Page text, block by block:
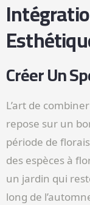
Créer Un
L’art de
repose sur un
période de
des espèces à
un jardin qui
long de